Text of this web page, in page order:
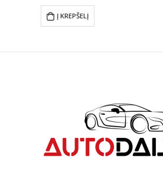
was:
€69.99.
Į KREPŠELĮ